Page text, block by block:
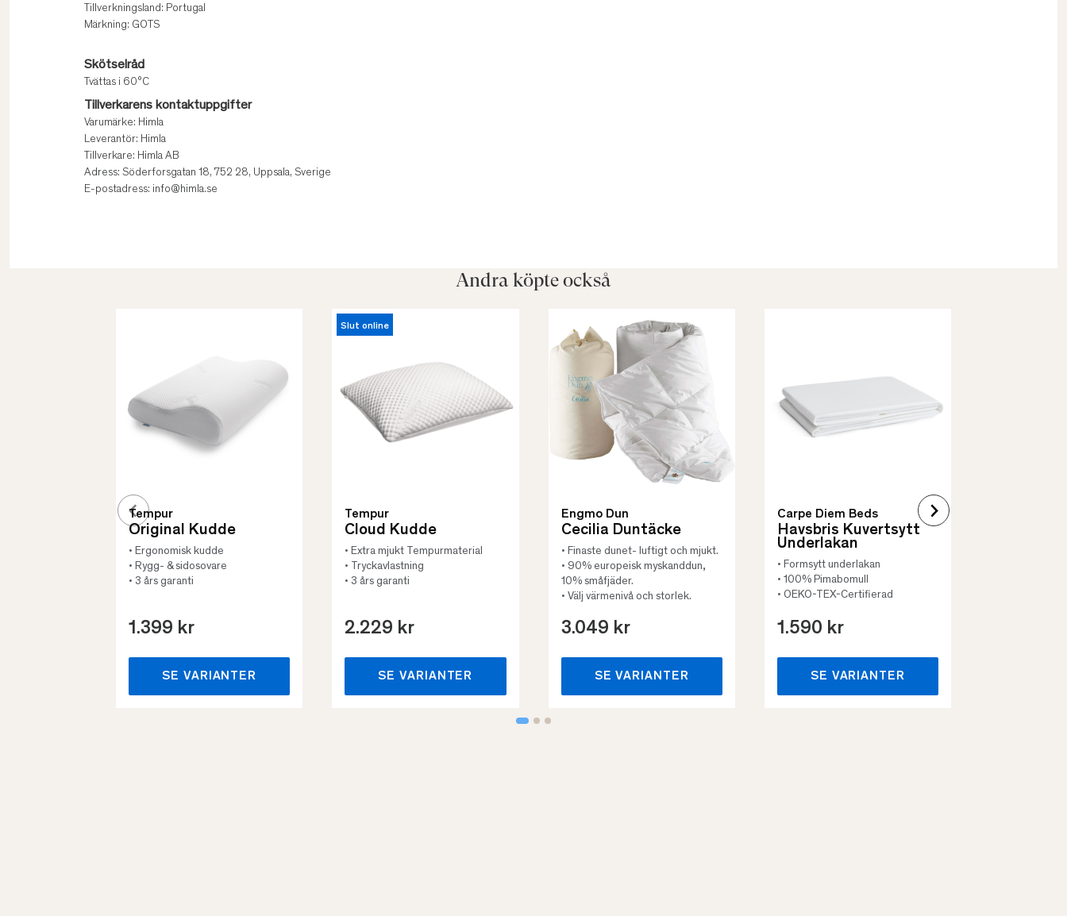
Tillverkningsland: Portugal
Märkning: GOTS
Skötselråd
Tvättas i 60°C
Tillverkarens kontaktuppgifter
Varumärke: Himla
Leverantör: Himla
Tillverkare: Himla AB
Adress: Söderforsgatan 18, 752 28, Uppsala, Sverige
E-postadress: info@himla.se
Andra köpte också
Tempur
Original Kudde
• Ergonomisk kudde
• Rygg- & sidosovare
• 3 års garanti
1.399 kr
SE VARIANTER
Slut online
Tempur
Cloud Kudde
• Extra mjukt Tempurmaterial
• Tryckavlastning
• 3 års garanti
2.229 kr
SE VARIANTER
Engmo Dun
Cecilia Duntäcke
• Finaste dunet- luftigt och mjukt.
• 90% europeisk myskanddun,
10% småfjäder.
• Välj värmenivå och storlek.
3.049 kr
SE VARIANTER
Carpe Diem Beds
Havsbris Kuvertsytt
Underlakan
• Formsytt underlakan
• 100% Pimabomull
• OEKO-TEX-Certifierad
1.590 kr
SE VARIANTER